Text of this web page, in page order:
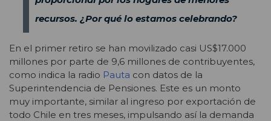
recursos. ¿Por qué lo estamos celebrando?
En el primer retiro se han movilizado casi US$17.000
millones por parte de 9,6 millones de contribuyentes,
como indica la radio Pauta con datos de la
Superintendencia de Pensiones. Este es un monto
muy importante, similar al ingreso por exportación de
todo Chile en tres meses, impulsando así la demanda